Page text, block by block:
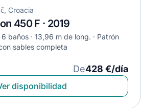
Croacia
450 F · 2019
6 baños 13,96 m de long.
Patrón
sables completa
De428 €/día
disponibilidad